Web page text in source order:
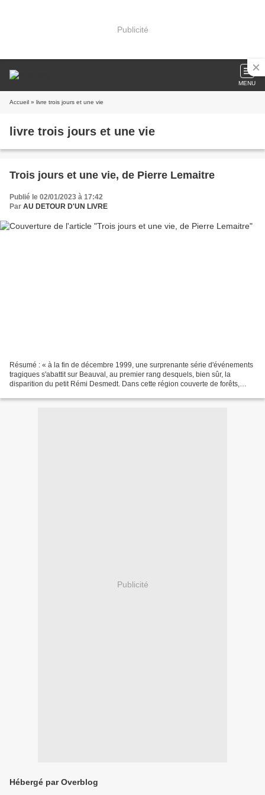
Publicité
MENU
Accueil » livre trois jours et une vie
livre trois jours et une vie
Trois jours et une vie, de Pierre Lemaitre
Publié le 02/01/2023 à 17:42
Par AU DETOUR D'UN LIVRE
Résumé : « à la fin de décembre 1999, une surprenante série d'événements
tragiques s'abattit sur Beauval, au premier rang desquels, bien sûr, la
disparition du petit Rémi Desmedt. Dans cette région couverte de forêts,
Publicité
Hébergé par Overblog